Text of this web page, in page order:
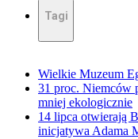
Tagi
Wielkie Muzeum
31 proc. Niemców
mniej ekologicznie
14 lipca otwierają
inicjatywa Adama